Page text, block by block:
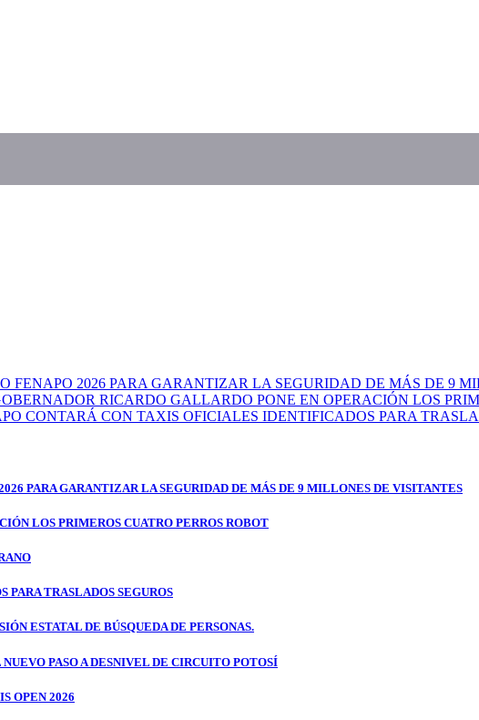
FENAPO 2026 PARA GARANTIZAR LA SEGURIDAD DE MÁS DE 9
RICARDO GALLARDO PONE EN OPERACIÓN LOS
CONTARÁ CON TAXIS OFICIALES IDENTIFICADOS PARA
PARA GARANTIZAR LA SEGURIDAD DE MÁS DE 9 MILLONES DE VISITANTES
LOS PRIMEROS CUATRO PERROS ROBOT
TRASLADOS SEGUROS
ESTATAL DE BÚSQUEDA DE PERSONAS.
PASO A DESNIVEL DE CIRCUITO POTOSÍ
OPEN 2026